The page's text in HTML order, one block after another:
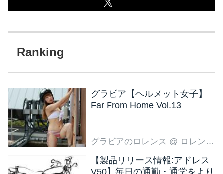
グラビア【ヘルメット女子】
Far From Home Vol.13
グラビアのロレンス @ ロレンス編集部
【製品リリース情報:アドレス
V50】毎日の通勤・通学をより